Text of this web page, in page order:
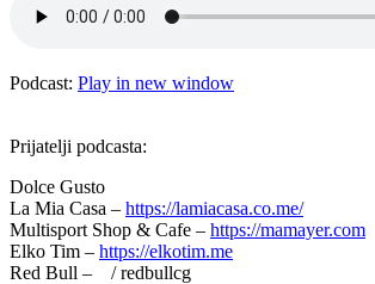
Podcast: Play in new window
Prijatelji podcasta:
Dolce Gusto
La Mia Casa – https://lamiacasa.co.me/​
Multisport Shop & Cafe – https://mamayer.com​
Elko Tim – https://elkotim.me​
Red Bull – / redbullcg ​